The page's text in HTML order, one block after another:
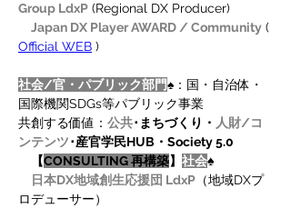
Group LdxP (Regional DX Producer)
Japan DX Player AWARD / Community (
Official WEB )
社会/官・パブリック部門♠：国・自治体・
国際機関SDGs等パブリック事業
共創する価値： 公共･まちづくり・ 人財/コ
ンテンツ･産官学民HUB・Society 5.0
【CONSULTING 再構築】 社会♠
日本DX地域創生応援団 LdxP （地域DXプ
ロデューサー）